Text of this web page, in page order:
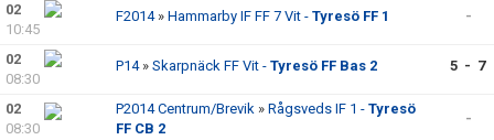
02
10:45
F2014» Hammarby IF FF 7 Vit - Tyresö FF 1 -
02
08:30
P14» Skarpnäck FF Vit - Tyresö FF Bas 2 5 - 7
02
08:30
P2014 Centrum/Brevik » Rågsveds IF 1 - Tyresö
FF CB 2
-